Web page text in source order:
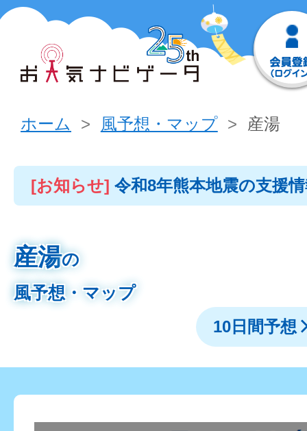
ホーム 風予想・マップ 産湯
[お知らせ] 令和8年熊本地震の支援
産湯の
風予想・マップ
10日間予想